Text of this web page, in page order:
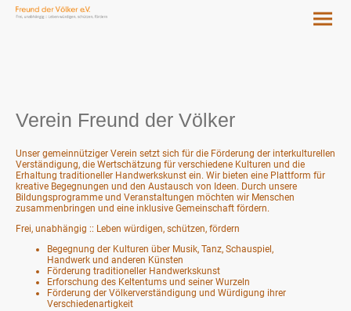
Verein Freund der Völker
Unser gemeinnütziger Verein setzt sich für die Förderung der interkulturellen
Verständigung, die Wertschätzung für verschiedene Kulturen und die
Erhaltung traditioneller Handwerkskunst ein. Wir bieten eine Plattform für
kreative Begegnungen und den Austausch von Ideen. Durch unsere
Bildungsprogramme und Veranstaltungen möchten wir Menschen
zusammenbringen und eine inklusive Gemeinschaft fördern.
Frei, unabhängig :: Leben würdigen, schützen, fördern
Begegnung der Kulturen über Musik, Tanz, Schauspiel,
Handwerk und anderen Künsten
Förderung traditioneller Handwerkskunst
Erforschung des Keltentums und seiner Wurzeln
Förderung der Völkerverständigung und Würdigung ihrer
Verschiedenartigkeit